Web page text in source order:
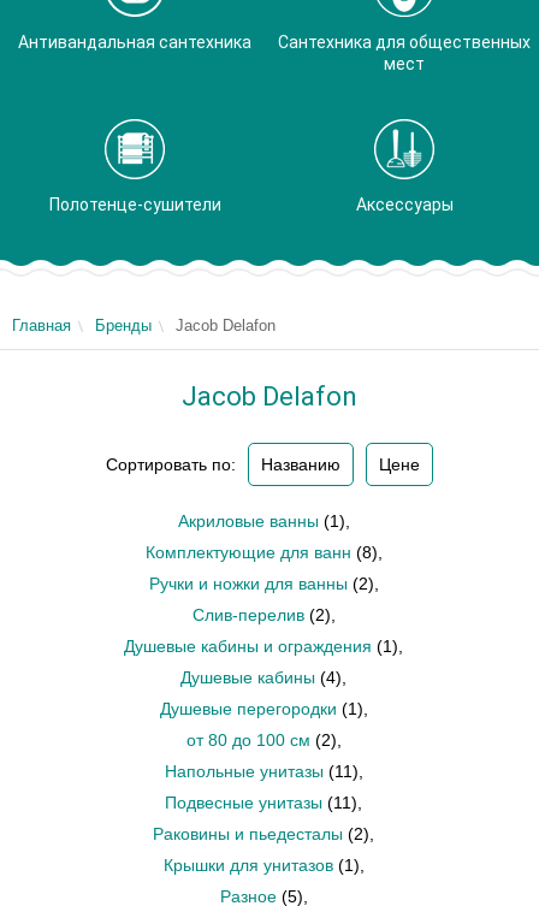
Антивандальная сантехника
Сантехника для общественных
мест
Полотенце-сушители Аксессуары
Главная Бренды Jacob Delafon
Jacob Delafon
Сортировать по: Названию Цене
Акриловые ванны (1)
Комплектующие для ванн (8)
Ручки и ножки для ванны (2)
Слив-перелив (2)
Душевые кабины и ограждения (1)
Душевые кабины (4)
Душевые перегородки (1)
от 80 до 100 см (2)
Напольные унитазы (11)
Подвесные унитазы (11)
Раковины и пьедесталы (2)
Крышки для унитазов (1)
Разное (5)